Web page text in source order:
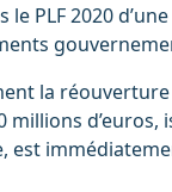
PLF 2020
la
d’euros,
est